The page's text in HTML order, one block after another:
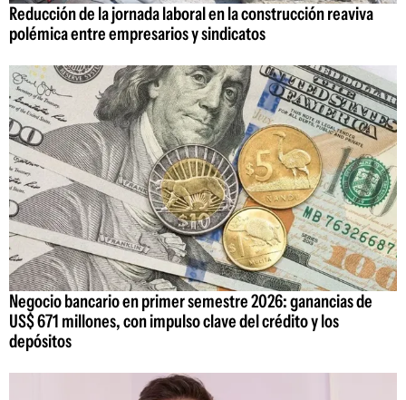
Reducción de la jornada laboral en la construcción reaviva
polémica entre empresarios y sindicatos
Negocio bancario en primer semestre 2026: ganancias de
US$ 671 millones, con impulso clave del crédito y los
depósitos